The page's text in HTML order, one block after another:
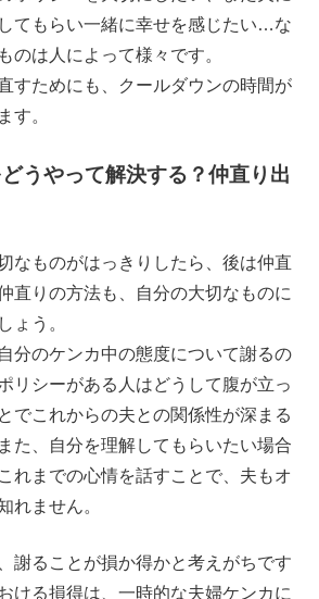
てもらい一緒に幸せを感じたい…な
のは人によって様々です。
すためにも、クールダウンの時間が
す。
うやって解決する？仲直り出
なものがはっきりしたら、後は仲直
直りの方法も、自分の大切なものに
ょう。
分のケンカ中の態度について謝るの
リシーがある人はどうして腹が立っ
でこれからの夫との関係性が深まる
た、自分を理解してもらいたい場合
れまでの心情を話すことで、夫もオ
れません。
謝ることが損か得かと考えがちです
ける損得は、一時的な夫婦ケンカに